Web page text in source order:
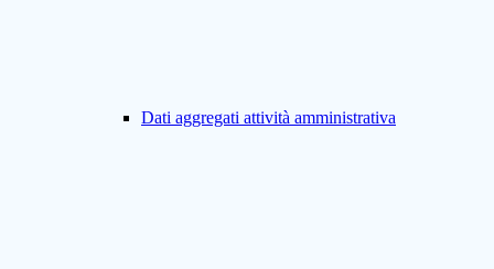
Dati aggregati attività amministrativa